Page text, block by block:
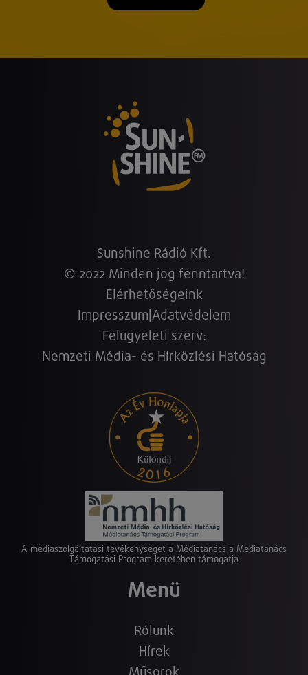
Sunshine Rádió Kft.
© 2022 Minden jog fenntartva!
Elérhetőségeink
Impresszum Adatvédelem
Felügyeleti szerv:
Nemzeti Média- és Hírközlési Hatóság
A médiaszolgáltatási tevékenységet a Médiatanács a Médiatanács
Támogatási Program keretében támogatja
Menü
Rólunk
Hírek